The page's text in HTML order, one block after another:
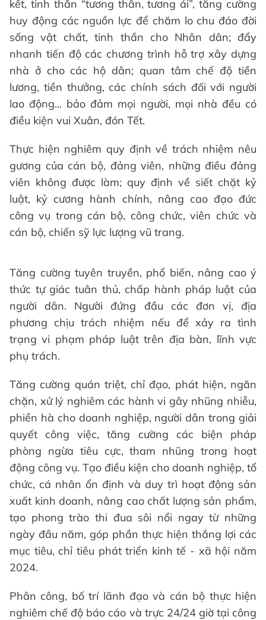
kết, tinh thần “tương thân, tương ái”, tăng cường
huy động các nguồn lực để chăm lo chu đáo đời
sống vật chất, tinh thần cho Nhân dân; đẩy
nhanh tiến độ các chương trình hỗ trợ xây dựng
nhà ở cho các hộ dân; quan tâm chế độ tiền
lương, tiền thưởng, các chính sách đối với người
lao động... bảo đảm mọi người, mọi nhà đều có
điều kiện vui Xuân, đón Tết.
Thực hiện nghiêm quy định về trách nhiệm nêu
gương của cán bộ, đảng viên, những điều đảng
viên không được làm; quy định về siết chặt kỷ
luật, kỷ cương hành chính, nâng cao đạo đức
công vụ trong cán bộ, công chức, viên chức và
cán bộ, chiến sỹ lực lượng vũ trang.
Tăng cường tuyên truyền, phổ biến, nâng cao ý
thức tự giác tuân thủ, chấp hành pháp luật của
người dân. Người đứng đầu các đơn vị, địa
phương chịu trách nhiệm nếu để xảy ra tình
trạng vi phạm pháp luật trên địa bàn, lĩnh vực
phụ trách.
Tăng cường quán triệt, chỉ đạo, phát hiện, ngăn
chặn, xử lý nghiêm các hành vi gây nhũng nhiễu,
phiền hà cho doanh nghiệp, người dân trong giải
quyết công việc, tăng cường các biện pháp
phòng ngừa tiêu cực, tham nhũng trong hoạt
động công vụ. Tạo điều kiện cho doanh nghiệp, tổ
chức, cá nhân ổn định và duy trì hoạt động sản
xuất kinh doanh, nâng cao chất lượng sản phẩm,
tạo phong trào thi đua sôi nổi ngay từ những
ngày đầu năm, góp phần thực hiện thắng lợi các
mục tiêu, chỉ tiêu phát triển kinh tế - xã hội năm
2024.
Phân công, bố trí lãnh đạo và cán bộ thực hiện
nghiêm chế độ báo cáo và trực 24/24 giờ tại công